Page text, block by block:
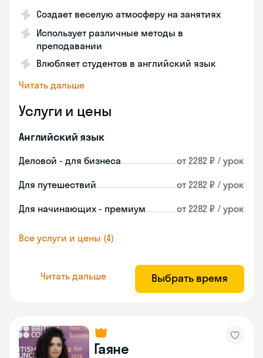
Создает веселую атмосферу на занятиях
Использует различные методы в
преподавании
Влюбляет студентов в английский язык
Читать дальше
Услуги и цены
Английский язык
Деловой - для бизнеса от 2282 ₽ / урок
Для путешествий от 2282 ₽ / урок
Для начинающих - премиум от 2282 ₽ / урок
Все услуги и цены (4)
Читать дальше Выбрать время
Гаяне